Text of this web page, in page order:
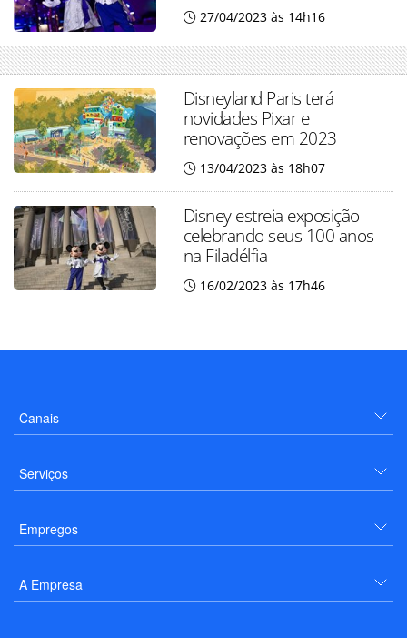
27/04/2023 às 14h16
Disneyland Paris terá
novidades Pixar e
renovações em 2023
13/04/2023 às 18h07
Disney estreia exposição
celebrando seus 100 anos
na Filadélfia
16/02/2023 às 17h46
Canais
Serviços
Empregos
A Empresa